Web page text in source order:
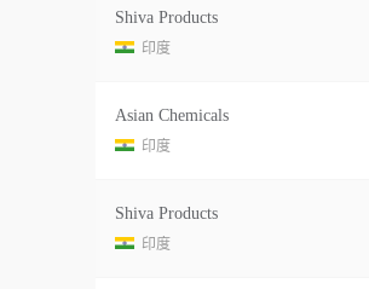
Shiva Products
印度
Asian Chemicals
印度
Shiva Products
印度